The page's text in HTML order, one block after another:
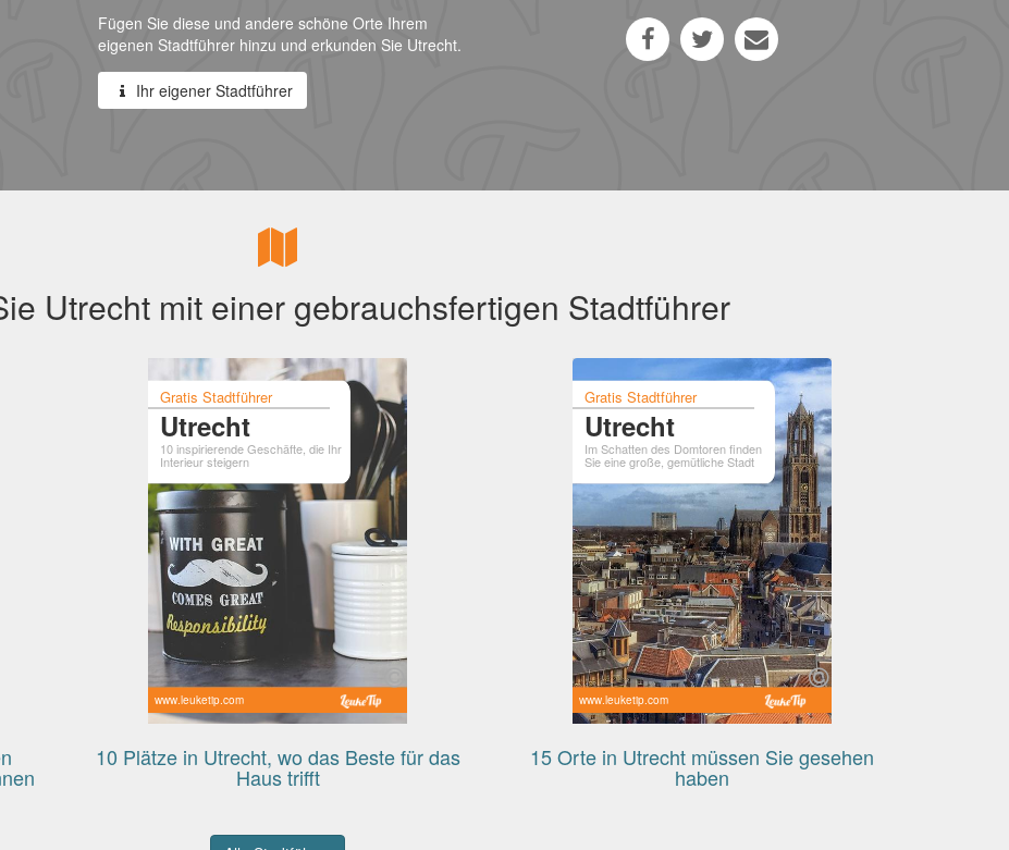
Fügen Sie diese und andere schöne Orte Ihrem
eigenen Stadtführer hinzu und erkunden Sie Utrecht.
Ihr eigener Stadtführer
Utrecht mit einer gebrauchsfertigen Stadtführer
Gratis Stadtführer
Utrecht
10 inspirierende Geschäfte, die Ihr
Interieur steigern
www.leuketip.com
10 Plätze in Utrecht, wo das Beste für das
Haus trifft
Gratis Stadtführer
Utrecht
Im Schatten des Domtoren finden
Sie eine große, gemütliche Stadt
www.leuketip.com
15 Orte in Utrecht müssen Sie gesehen
haben